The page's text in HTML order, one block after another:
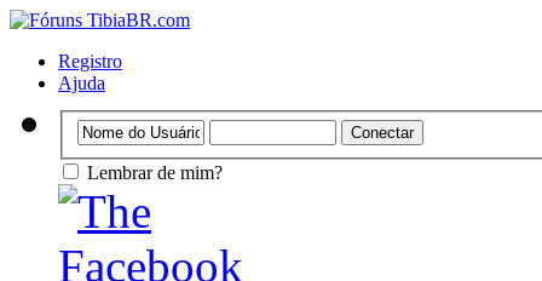
Registro
Ajuda
Lembrar de mim?